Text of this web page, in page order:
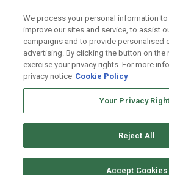
SERVICIOS
Newsletter
Edición
We process your personal information to
improve our sites and service, to assist
campaigns and to provide personalised
advertising. By clicking the button on the
exercise your privacy rights. For more
privacy notice Cookie Policy
Your Privacy
Reject All
Accept Cookies